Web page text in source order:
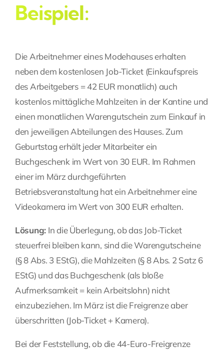
Beispiel:
Die Arbeitnehmer eines Modehauses erhalten
neben dem kostenlosen Job-Ticket (Einkaufspreis
des Arbeitgebers = 42 EUR monatlich) auch
kostenlos mittägliche Mahlzeiten in der Kantine und
einen monatlichen Warengutschein zum Einkauf in
den jeweiligen Abteilungen des Hauses. Zum
Geburtstag erhält jeder Mitarbeiter ein
Buchgeschenk im Wert von 30 EUR. Im Rahmen
einer im März durchgeführten
Betriebsveranstaltung hat ein Arbeitnehmer eine
Videokamera im Wert von 300 EUR erhalten.
Lösung: In die Überlegung, ob das Job-Ticket
steuerfrei bleiben kann, sind die Warengutscheine
(§ 8 Abs. 3 EStG), die Mahlzeiten (§ 8 Abs. 2 Satz 6
EStG) und das Buchgeschenk (als bloße
Aufmerksamkeit = kein Arbeitslohn) nicht
einzubeziehen. Im März ist die Freigrenze aber
überschritten (Job-Ticket + Kamera).
Bei der Feststellung, ob die 44-Euro-Freigrenze